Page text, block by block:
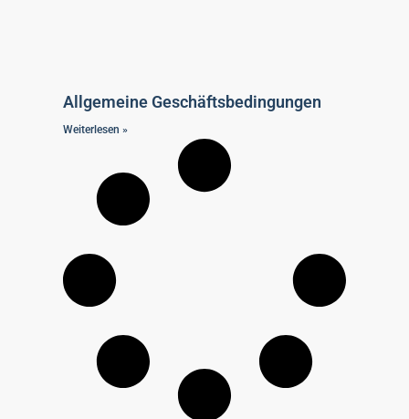
Allgemeine Geschäftsbedingungen
Weiterlesen »